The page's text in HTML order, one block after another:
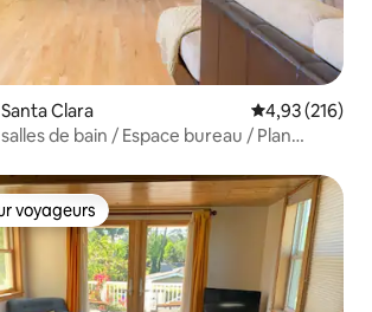
Clara Évaluation
4,93 (216)
de bain / Espace bureau / Plan
les plus appréciés
voyageurs